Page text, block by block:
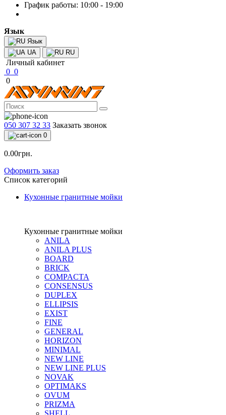
График работы: 10:00 - 19:00
Язык
Язык
UA
RU
Личный кабинет
0 0
0
050 307 32 33 Заказать звонок
0
0.00грн.
Оформить заказ
Список категорий
Кухонные гранитные мойки
Кухонные гранитные мойки
ANILA
ANILA PLUS
BOARD
BRICK
COMPACTA
CONSENSUS
DUPLEX
ELLIPSIS
EXIST
FINE
GENERAL
HORIZON
MINIMAL
NEW LINE
NEW LINE PLUS
NOVAK
OPTIMAKS
OVUM
PRIZMA
SHELL